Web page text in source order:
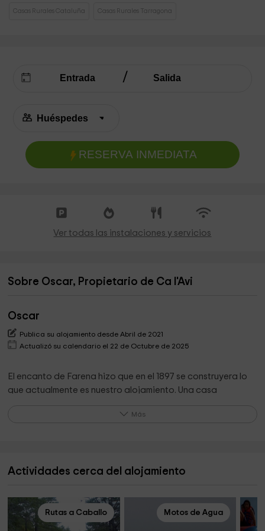
Casas Rurales Cataluña Casas Rurales Tarragona
RESERVA INMEDIATA
Ver todas las instalaciones y servicios
Sobre Oscar, Propietario de Ca l'Avi
Oscar
Publica su alojamiento desde Abril de 2021
Actualizó su calendario el 22 de Octubre de 2025
El encanto de Farena hizo que en el 1897 se construyera lo
que actualmente es nuestro alojamiento. Una casa
era lugar de reunión de la gente del pueblo.
disfrutar de la naturaleza y de la desconexión.
inicial, con pequeñas actualizaciones para hacerla más
confortable, sempre respetando el encanto del pueblo.
Más
Actividades cerca del alojamiento
Rutas a Caballo Motos de Agua